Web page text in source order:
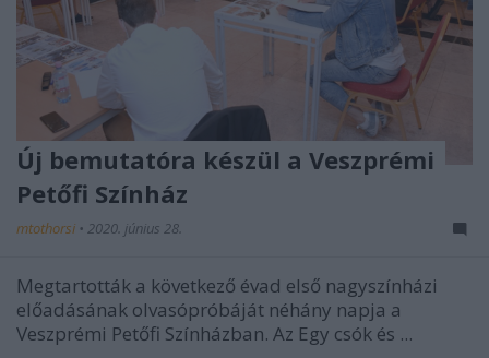
Új bemutatóra készül a Veszprémi
Petőfi Színház
mtothorsi • 2020. június 28.
Megtartották a következő évad első nagyszínházi
előadásának olvasópróbáját néhány napja a
Veszprémi Petőfi Színházban. Az Egy csók és ...